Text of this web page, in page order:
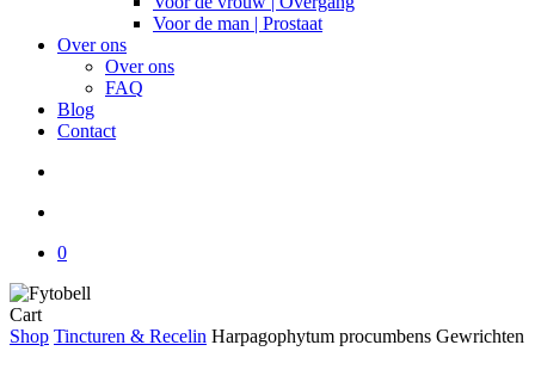
Voor de man | Prostaat
Over ons
Over ons
FAQ
Blog
Contact
0
CartClose
Cart
Shop Tincturen & Recelin Harpagophytum procumbens Gewrichten